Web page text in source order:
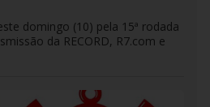
domingo (10) pela 15ª rodada
da RECORD, R7.com e